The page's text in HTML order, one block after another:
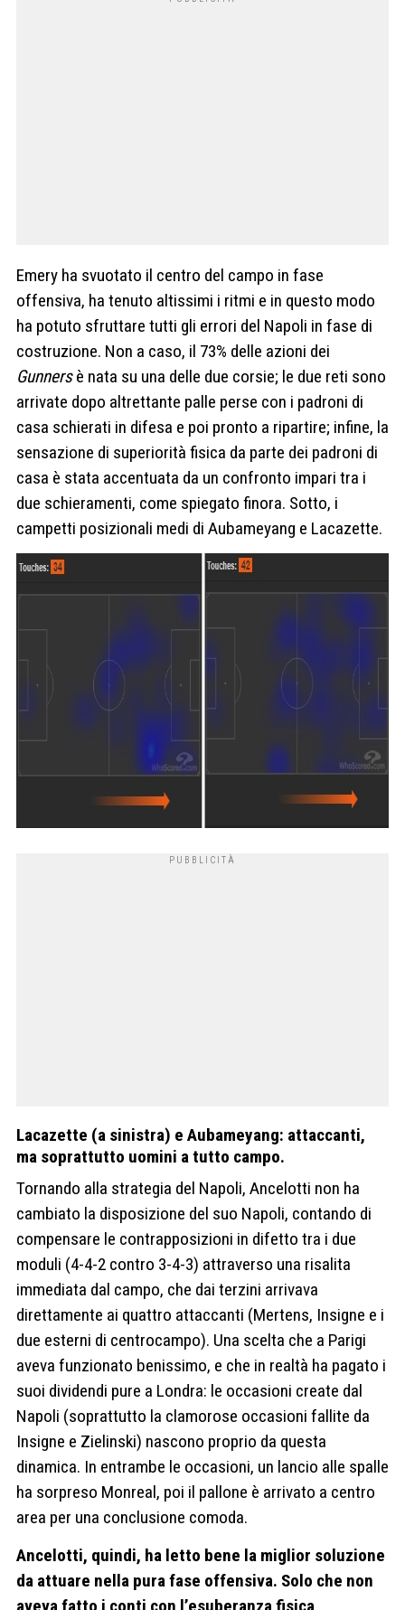
Emery ha svuotato il centro del campo in fase
offensiva, ha tenuto altissimi i ritmi e in questo modo
ha potuto sfruttare tutti gli errori del Napoli in fase di
costruzione. Non a caso, il 73% delle azioni dei
Gunnersè nata su una delle due corsie; le due reti sono
arrivate dopo altrettante palle perse con i padroni di
casa schierati in difesa e poi pronto a ripartire; infine, la
sensazione di superiorità fisica da parte dei padroni di
casa è stata accentuata da un confronto impari tra i
due schieramenti, come spiegato finora. Sotto, i
campetti posizionali medi di Aubameyang e Lacazette.
Lacazette (a sinistra) e Aubameyang: attaccanti,
ma soprattutto uomini a tutto campo.
Tornando alla strategia del Napoli, Ancelotti non ha
cambiato la disposizione del suo Napoli, contando di
compensare le contrapposizioni in difetto tra i due
moduli (4-4-2 contro 3-4-3) attraverso una risalita
immediata dal campo, che dai terzini arrivava
direttamente ai quattro attaccanti (Mertens, Insigne e i
due esterni di centrocampo). Una scelta che a Parigi
aveva funzionato benissimo, e che in realtà ha pagato i
suoi dividendi pure a Londra: le occasioni create dal
Napoli (soprattutto la clamorose occasioni fallite da
Insigne e Zielinski) nascono proprio da questa
dinamica. In entrambe le occasioni, un lancio alle spalle
ha sorpreso Monreal, poi il pallone è arrivato a centro
area per una conclusione comoda.
Ancelotti, quindi, ha letto bene la miglior soluzione
da attuare nella pura fase offensiva. Solo che non
aveva fatto i conti con l’esuberanza fisica